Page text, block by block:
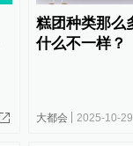
糕团种类那么
什么不一样？
大都会 2025-10-29